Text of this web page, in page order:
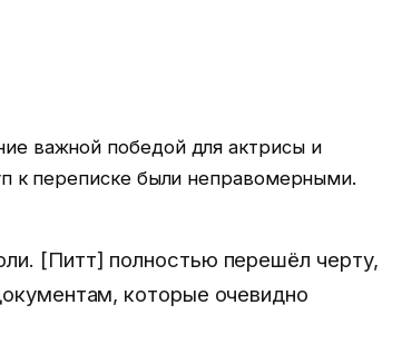
важной победой для актрисы и
к переписке были неправомерными.
[Питт] полностью перешёл черту,
которые очевидно